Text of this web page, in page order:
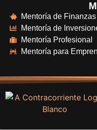
Mentoría de Finanzas
Mentoría de
Mentoría Profesional
Mentoría para